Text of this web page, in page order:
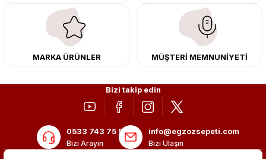
kargo ile teslimat gerçekleştiriyoruz. Aracınıza değer katmak için doğru
adres: Egzoz Sepeti.
MARKA ÜRÜNLER MÜŞTERİ MEMNUNİYETİ
Bizi takip edin
0533 743 75 56
Bizi Arayın
info@egzozsepeti.com
Bizi Ulaşın